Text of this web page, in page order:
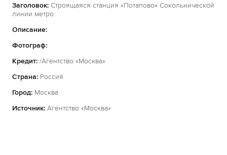
Заголовок: Строящаяся станция «Потапово» Сокольнической
линии метро
Описание:
Фотограф:
Кредит: /Агентство «Москва»
Страна: Россия
Город: Москва
Источник: Агентство «Москва»